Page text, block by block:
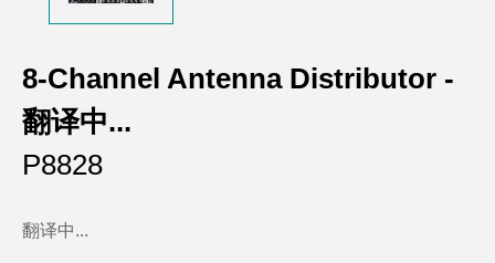
8-Channel Antenna Distributor -
翻译中...
P8828
翻译中...